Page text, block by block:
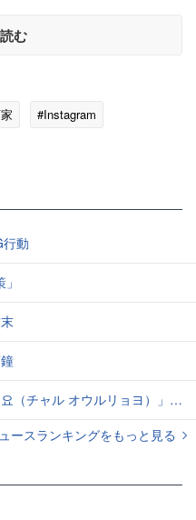
む
#Instagram
動
ルリョヨ）」の意味は？褒め言葉です♡
ースランキングをもっと見る